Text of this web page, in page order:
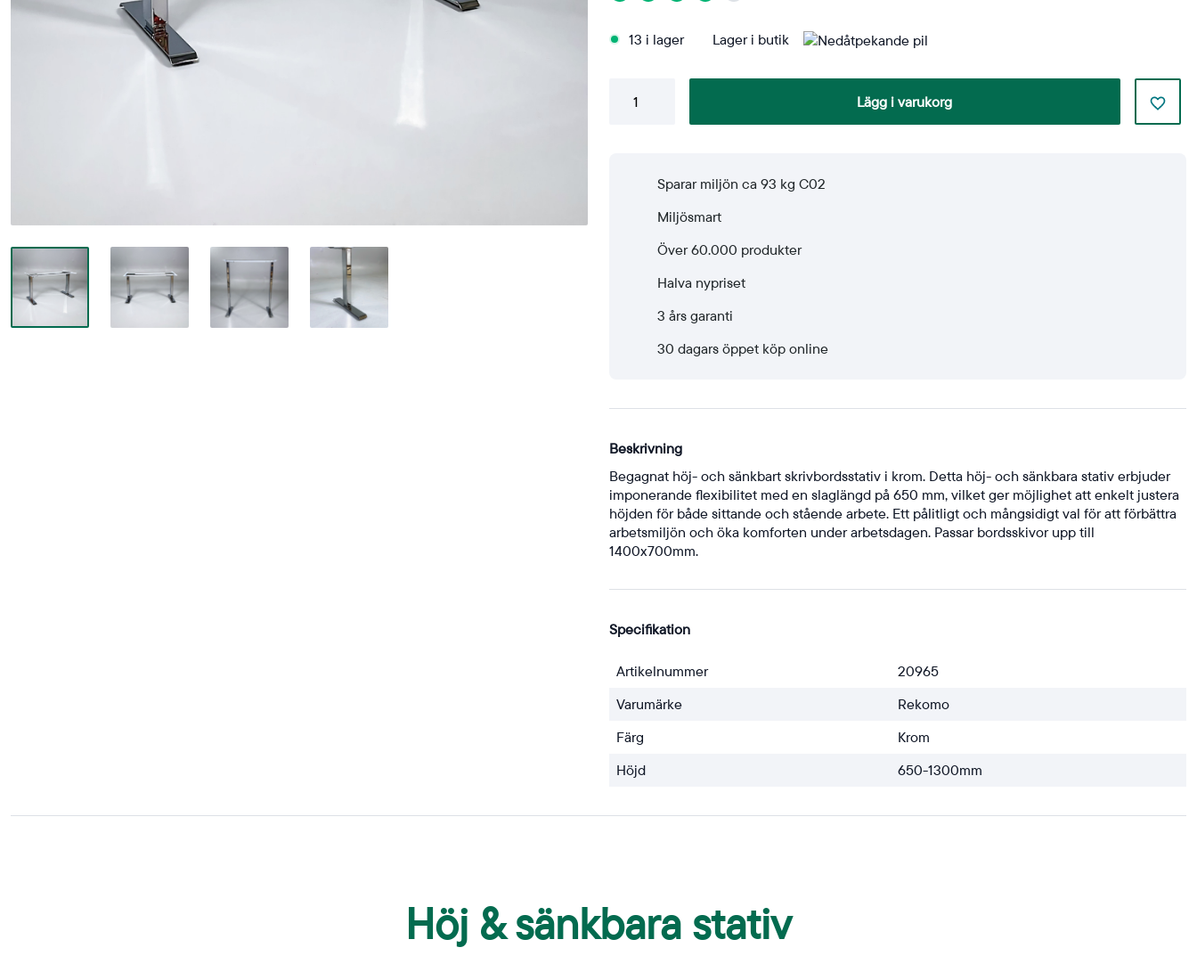
13 i lager Lager i butik
Höj-
slaglängd
Lägg i varukorg
Sparar miljön ca 93 kg C02
Miljösmart
Över 60.000 produkter
Halva nypriset
3 års garanti
30 dagars öppet köp online
Beskrivning
Begagnat höj- och sänkbart skrivbordsstativ i krom. Detta höj- och sänkbara stativ erbjuder
imponerande flexibilitet med en slaglängd på 650 mm, vilket ger möjlighet att enkelt justera
höjden för både sittande och stående arbete. Ett pålitligt och mångsidigt val för att förbättra
arbetsmiljön och öka komforten under arbetsdagen. Passar bordsskivor upp till
1400x700mm.
Specifikation
Artikelnummer
20965
Varumärke
Rekomo
Färg
Krom
Höjd
650-1300mm
Höj & sänkbara stativ